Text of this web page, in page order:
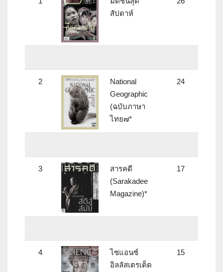
สัปดาห์
2
National
Geographic
(ฉบับภาษา
ไทย๗*
24
3
สารคดี
(Sarakadee
Magazine)*
17
4
ไซแอนซ์
อิลลัสเตรเต็ด
15